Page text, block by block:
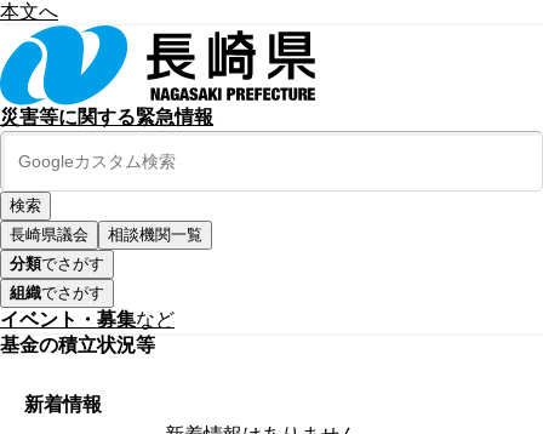
本文へ
災害等に関する緊急情報
長崎県議会
相談機関一覧
分類でさがす
組織でさがす
イベント・募集など
基金の積立状況等
新着情報